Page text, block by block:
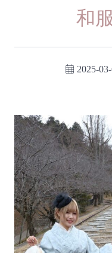
和
2025-